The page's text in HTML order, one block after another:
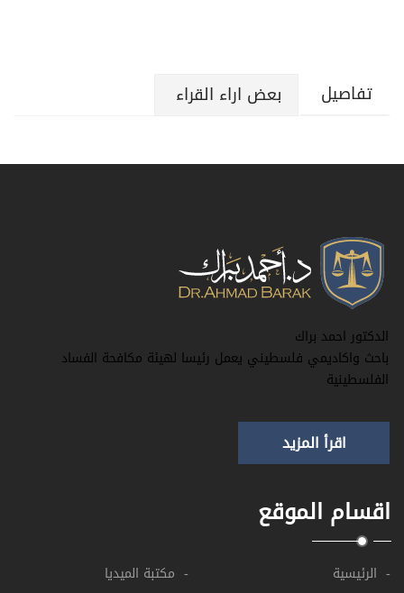
تفاصيل بعض اراء القراء
الدكتور احمد براك
باحث واكاديمي فلسطيني يعمل رئيسا لهيئة مكافحة الفساد
الفلسطينية
اقرأ المزيد
اقسام الموقع
- الرئيسية
- مكتبة الميديا